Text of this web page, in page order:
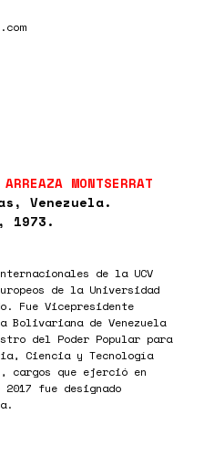
MONTSERRAT
Venezuela.
1973.
de la UCV
de la Universidad
Fue Vicepresidente
Bolivariana de Venezuela
del Poder Popular para
Ciencia y Tecnología
cargos que ejerció en
fue designado